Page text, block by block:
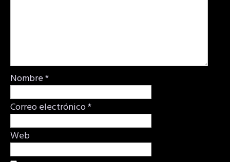
Nombre*
Correo electrónico*
Web